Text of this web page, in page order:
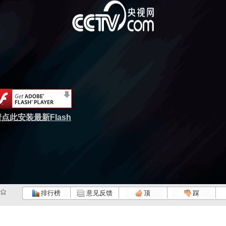
点此安装最新Flash
排行榜 意见反馈 顶 踩